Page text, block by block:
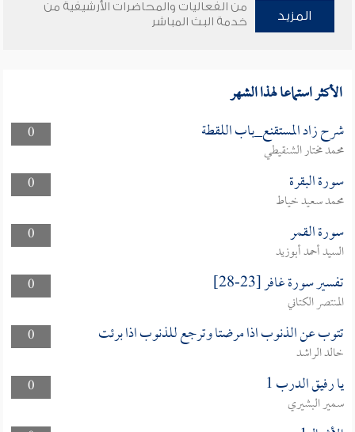
المزيد
من الفعاليات والمحاضرات الأرشيفية من
خدمة البث المباشر
الأكثر استماعا لهذا الشهر
0 شرح زاد المستقنع_باب اللقطة
محمد مختار الشنقيطي
0
سورة البقرة
محمد سعيد خياط
0
سورة القمر
السيد أحمد أبوزيد
0
تفسير سورة غافر [23-28]
المنتصر الكتاني
0
تتوب عن الذنوب اذا مرضتا وترجع للذنوب اذا برئت
خالد الراشد
0
يا رفيق الدرب 1
سمير البشيري